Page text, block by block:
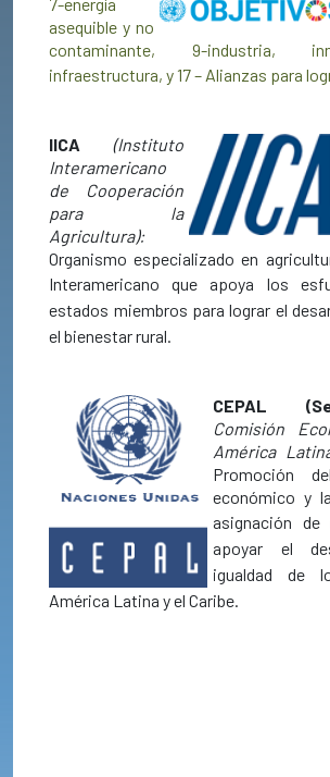
asequible y no
contaminante, 9-industria,
infraestructura, y17 – Alianzas para
IICA
(Instituto
Interamericano
de Cooperación
para la
Agricultura):
Organismo especializado en
Interamericano que apoya los
estados miembros para lograr el
el bienestar rural.
CEPAL
Comisión
América
Promoción
económico y
asignación de
apoyar el
igualdad de
América Latina y el Caribe.